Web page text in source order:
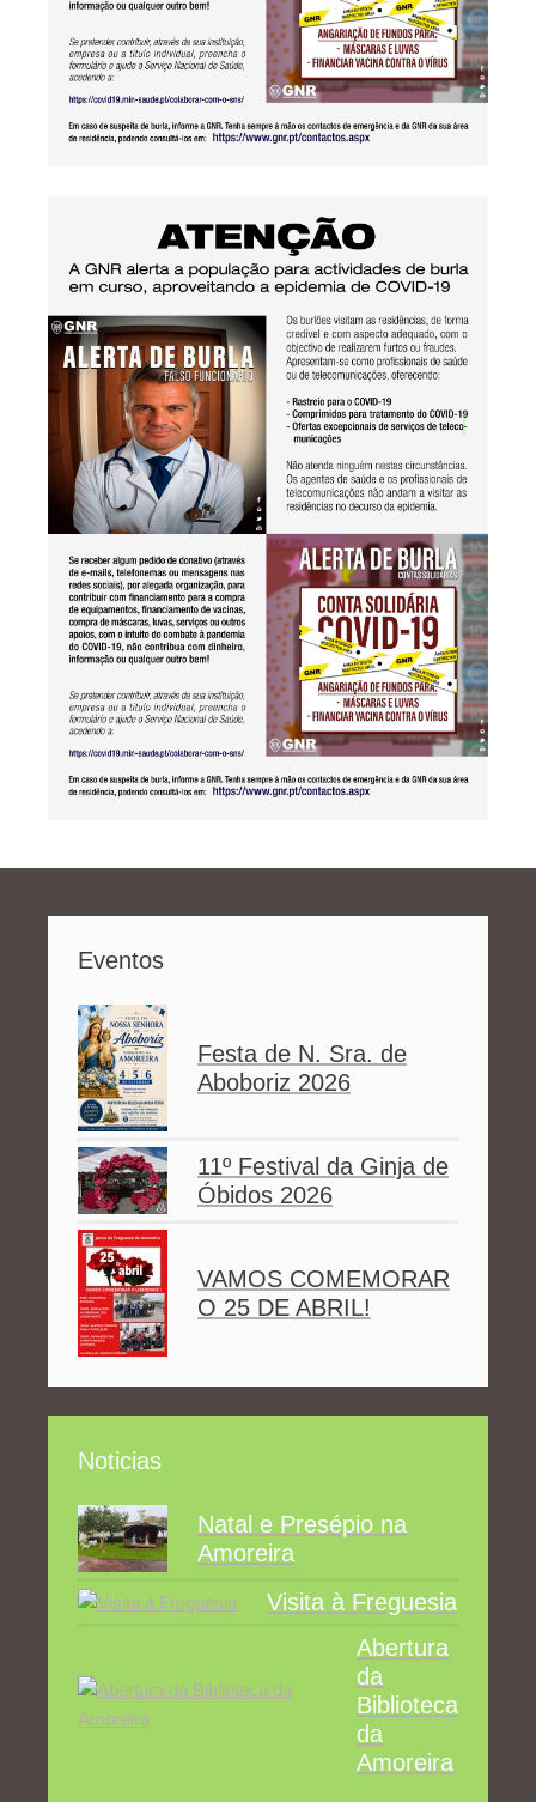
Eventos
Festa de N. Sra. de
Aboboriz 2026
11º Festival da Ginja de
Óbidos 2026
VAMOS COMEMORAR
O 25 DE ABRIL!
Noticias
Natal e Presépio na
Amoreira
Visita à Freguesia
Abertura
da
Biblioteca
da
Amoreira